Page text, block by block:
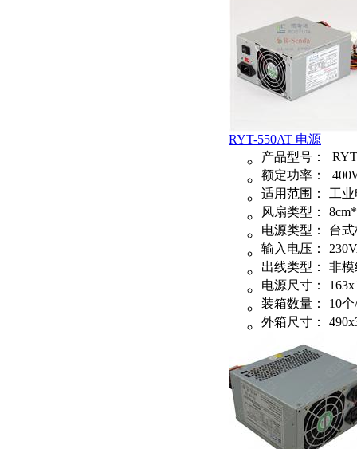
RYT-550AT 电源
产品型号：
额定功率：
适用范围：
工
风扇类型：
电源类型：
台
输入电压：
出线类型：
非
电源尺寸：
装箱数量：
10
外箱尺寸：